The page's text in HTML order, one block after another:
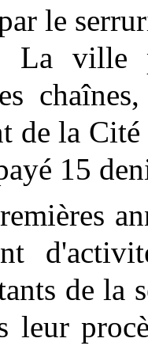
le
La ville
de la
15
de la
leur